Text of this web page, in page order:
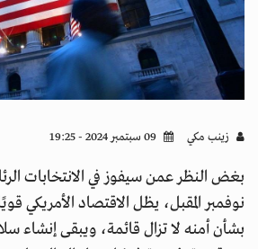
زينب مكي
بغض النظر عمن سيفوز في الانتخابات
نوفمبر المقبل، يظل الاقتصاد الأمريكي
بشأن أمنه لا تزال قائمة، ويبقى إنشاء